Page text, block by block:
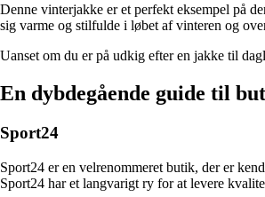
Denne vinterjakke er et perfekt eksempel på
sig varme og stilfulde i løbet af vinteren og
Uanset om du er på udkig efter en jakke til
En dybdegående guide til
Sport24
Sport24 er en velrenommeret butik, der er
Sport24 har et langvarigt ry for at levere